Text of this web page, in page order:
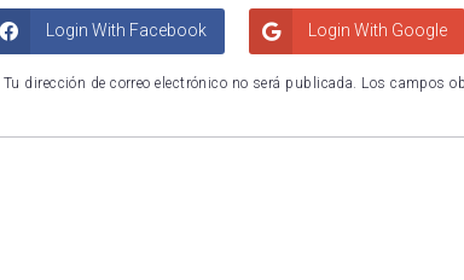
Login With Facebook Login With Google
Tu dirección de correo electrónico no será publicada. Los campos